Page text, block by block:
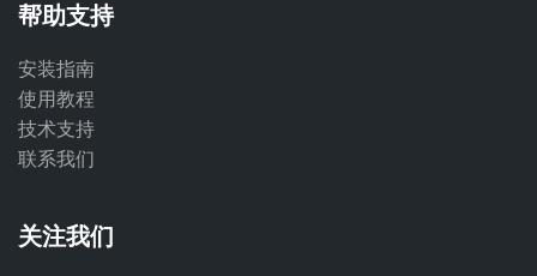
帮助支持
安装指南
使用教程
技术支持
联系我们
关注我们